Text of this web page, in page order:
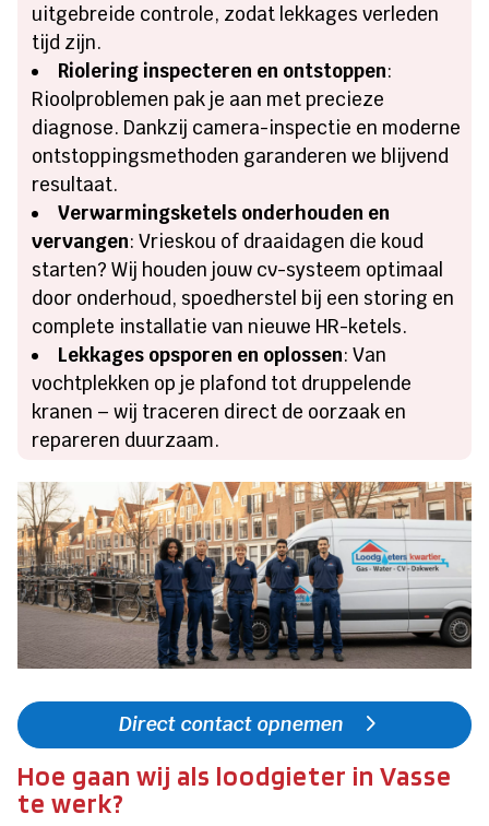
uitgebreide controle, zodat lekkages verleden
tijd zijn.
Riolering inspecteren en ontstoppen:
Rioolproblemen pak je aan met precieze
diagnose. Dankzij camera-inspectie en moderne
ontstoppingsmethoden garanderen we blijvend
resultaat.
Verwarmingsketels onderhouden en
vervangen: Vrieskou of draaidagen die koud
starten? Wij houden jouw cv-systeem optimaal
door onderhoud, spoedherstel bij een storing en
complete installatie van nieuwe HR-ketels.
Lekkages opsporen en oplossen: Van
vochtplekken op je plafond tot druppelende
kranen – wij traceren direct de oorzaak en
repareren duurzaam.
Direct contact opnemen
Hoe gaan wij als loodgieter in Vasse
te werk?